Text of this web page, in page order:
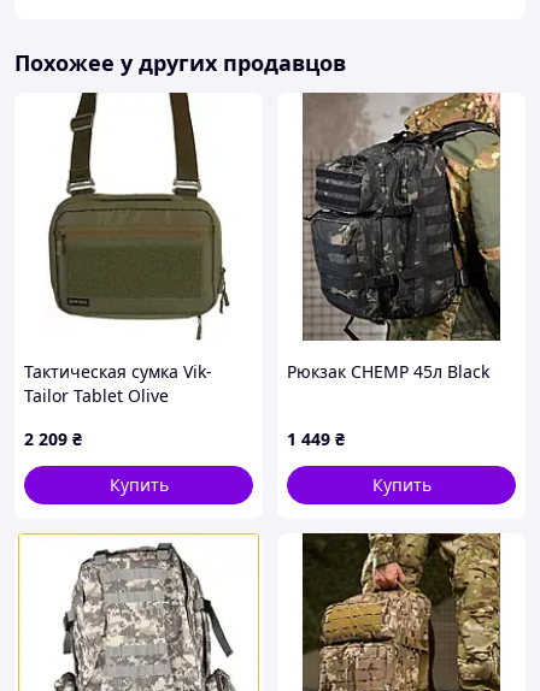
Похожее у других продавцов
Тактическая сумка Vik-
Tailor Tablet Olive
2 209 ₴
Купить
Рюкзак CHEMP 45л Black
1 449 ₴
Купить